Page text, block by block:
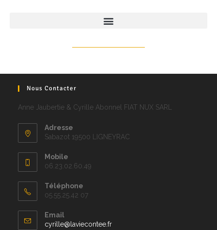
Nous Contacter
Anne Jaubertie & Cyrille Abonnel FIAT NUX SARL
Adresse
Sabazot 19500 LIGNEYRAC
Mobile
06.23.02.60.49
Téléphone
05.55.25.42 07
Email
cyrille@laviecontee.fr